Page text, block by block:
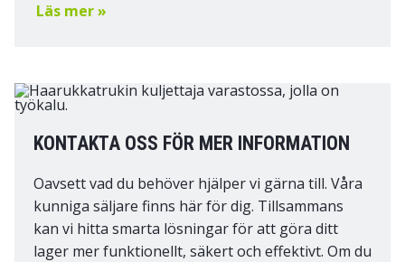
Läs mer »
KONTAKTA OSS FÖR MER INFORMATION
Oavsett vad du behöver hjälper vi gärna till. Våra
kunniga säljare finns här för dig. Tillsammans
kan vi hitta smarta lösningar för att göra ditt
lager mer funktionellt, säkert och effektivt. Om du